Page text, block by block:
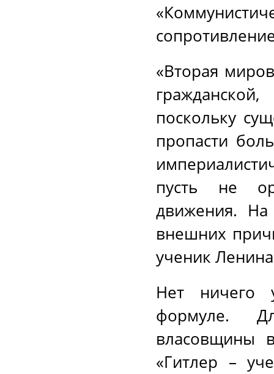
«Вторая
поскольку
пропасти
пусть не
движения.
внешних
ученик
Нет ничего
формуле.
власовщины
«Гитлер –